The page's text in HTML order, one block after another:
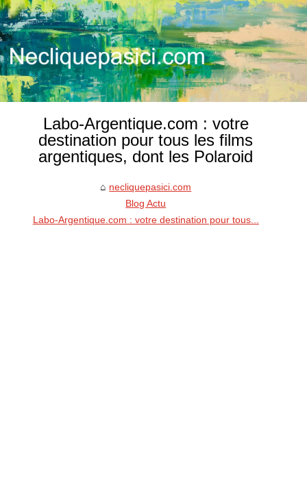
Labo-Argentique.com : votre
destination pour tous les films
argentiques, dont les Polaroid
necliquepasici.com
Blog Actu
Labo-Argentique.com : votre destination pour tous...